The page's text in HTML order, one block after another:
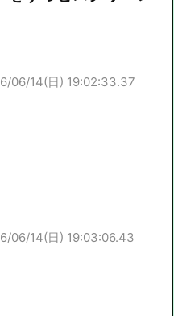
06/14(日) 19:02:33.37
06/14(日) 19:03:06.43